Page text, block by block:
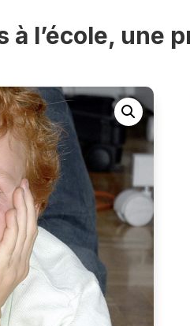
à l’école, une